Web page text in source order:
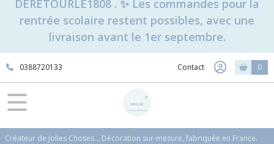
DERETOURLE1808 . ✨ Les commandes pour la
rentrée scolaire restent possibles, avec une
livraison avant le 1er septembre.
0388720133 Contact 0
Créateur de Jolies Choses... Décoration sur-mesure, fabriquée en France.